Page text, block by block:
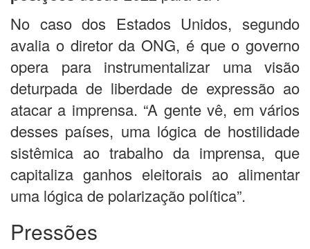
No caso dos Estados Unidos, segundo
avalia o diretor da ONG, é que o governo
opera para instrumentalizar uma visão
deturpada de liberdade de expressão ao
atacar a imprensa. “A gente vê, em vários
desses países, uma lógica de hostilidade
sistêmica ao trabalho da imprensa, que
capitaliza ganhos eleitorais ao alimentar
uma lógica de polarização política”.
Pressões